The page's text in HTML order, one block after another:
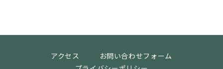
アクセス
お問い合わせフォーム